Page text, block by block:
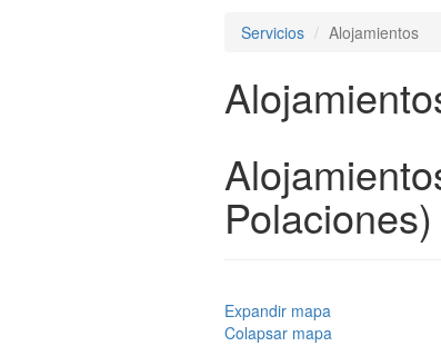
Servicios Alojamientos
Polaciones)
Expandir mapa
Colapsar mapa